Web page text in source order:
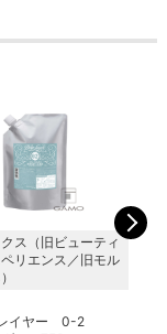
ス（旧ビューティ
リエンス／旧モル
イヤー 0-2